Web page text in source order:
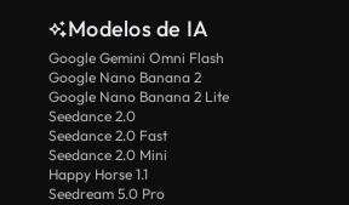
Modelos de IA
Google Gemini Omni Flash
Google Nano Banana 2
Google Nano Banana 2 Lite
Seedance 2.0
Seedance 2.0 Fast
Seedance 2.0 Mini
Happy Horse 1.1
Seedream 5.0 Pro